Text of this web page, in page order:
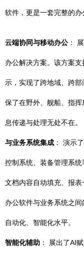
软件，更是一套完整的办
云端协同与移动办公 ：
办公解决方案。该方案
示，实现了跨地域、跨
保了在野外、舰船、指
息传递与处理无处不在。
与业务系统集成 ： 演示
控制系统、装备管理系
文档内容自动填充、报
办公软件与业务系统之
自动化、智能化水平。
智能化辅助 ： 展出了AI